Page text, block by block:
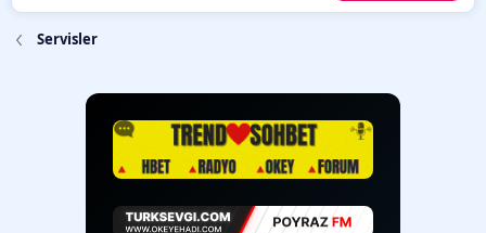
Servisler